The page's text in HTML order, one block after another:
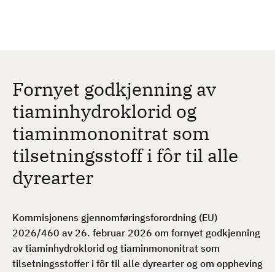
Fornyet godkjenning av
tiaminhydroklorid og
tiaminmononitrat som
tilsetningsstoff i fôr til alle
dyrearter
Kommisjonens gjennomføringsforordning (EU)
2026/460 av 26. februar 2026 om fornyet godkjenning
av tiaminhydroklorid og tiaminmononitrat som
tilsetningsstoffer i fôr til alle dyrearter og om oppheving